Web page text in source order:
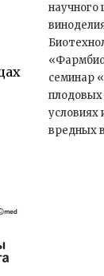
научного
семинар
плодовых
вредных